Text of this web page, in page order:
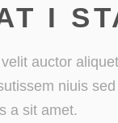
I
auctor
niuis
a sit amet.